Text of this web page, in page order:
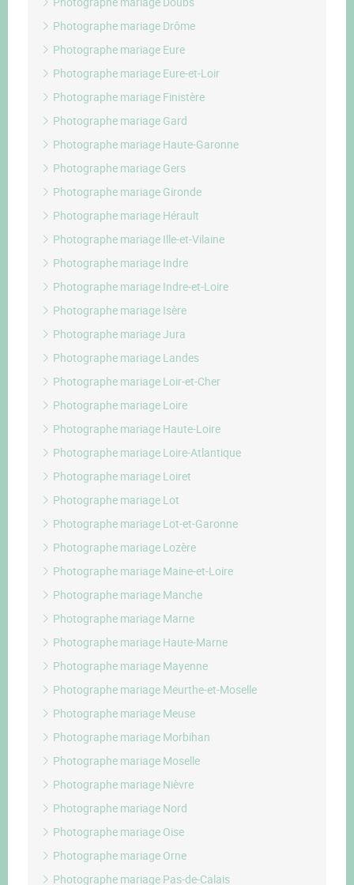
Photographe mariage Drôme
Photographe mariage Eure
Photographe mariage Eure-et-Loir
Photographe mariage Finistère
Photographe mariage Gard
Photographe mariage Haute-Garonne
Photographe mariage Gers
Photographe mariage Gironde
Photographe mariage Hérault
Photographe mariage Ille-et-Vilaine
Photographe mariage Indre
Photographe mariage Indre-et-Loire
Photographe mariage Isère
Photographe mariage Jura
Photographe mariage Landes
Photographe mariage Loir-et-Cher
Photographe mariage Loire
Photographe mariage Haute-Loire
Photographe mariage Loire-Atlantique
Photographe mariage Loiret
Photographe mariage Lot
Photographe mariage Lot-et-Garonne
Photographe mariage Lozère
Photographe mariage Maine-et-Loire
Photographe mariage Manche
Photographe mariage Marne
Photographe mariage Haute-Marne
Photographe mariage Mayenne
Photographe mariage Meurthe-et-Moselle
Photographe mariage Meuse
Photographe mariage Morbihan
Photographe mariage Moselle
Photographe mariage Nièvre
Photographe mariage Nord
Photographe mariage Oise
Photographe mariage Orne
Photographe mariage Pas-de-Calais